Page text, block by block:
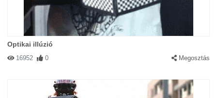
Optikai illúzió
16952 0 Megosztás